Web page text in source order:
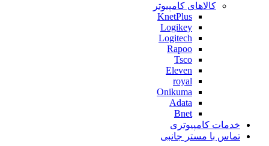
کالاهای کامپیوتر
KnetPlus
Logikey
Logitech
Rapoo
Tsco
Eleven
royal
Onikuma
Adata
Bnet
خدمات کامپیوتری
تماس با مستر جانبی